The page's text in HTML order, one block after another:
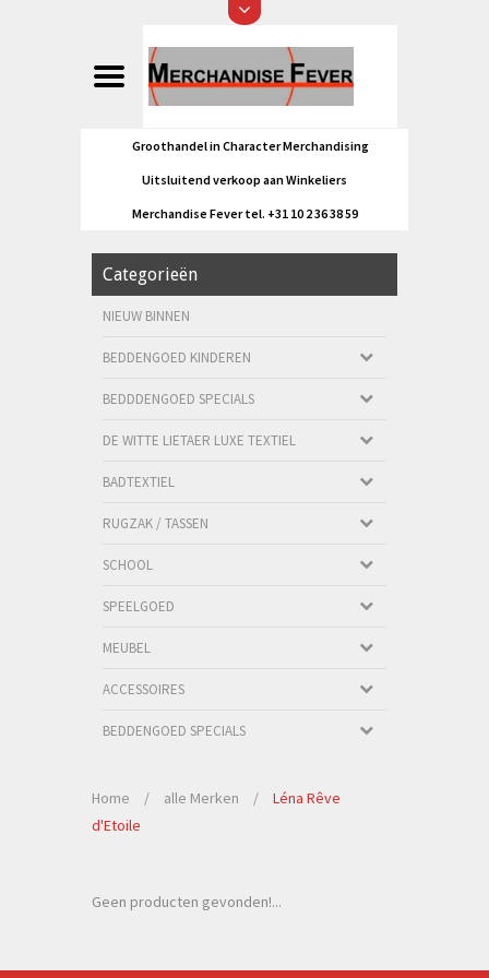
Groothandel in Character Merchandising
Uitsluitend verkoop aan Winkeliers
Merchandise Fever tel. +31 10 2 36 38 59
Categorieën
NIEUW BINNEN
BEDDENGOED KINDEREN
BEDDDENGOED SPECIALS
DE WITTE LIETAER LUXE TEXTIEL
BADTEXTIEL
RUGZAK / TASSEN
SCHOOL
SPEELGOED
MEUBEL
ACCESSOIRES
BEDDENGOED SPECIALS
Home / alle Merken /
Léna Rêve
d'Etoile
Geen producten gevonden!...